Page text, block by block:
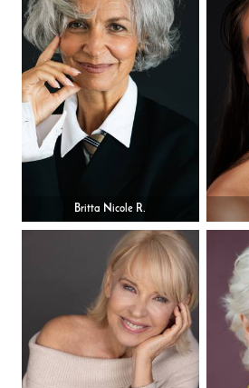
Britta Nicole R.